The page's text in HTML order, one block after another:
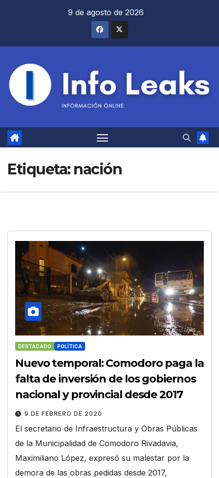
9 de agosto de 2026
Etiqueta: nación
DESTACADO POLÍTICA
Nuevo temporal: Comodoro paga la
falta de inversión de los gobiernos
nacional y provincial desde 2017
9 DE FEBRERO DE 2020
El secretario de Infraestructura y Obras Públicas
de la Municipalidad de Comodoro Rivadavia,
Maximiliano López, expresó su malestar por la
demora de las obras pedidas desde 2017,